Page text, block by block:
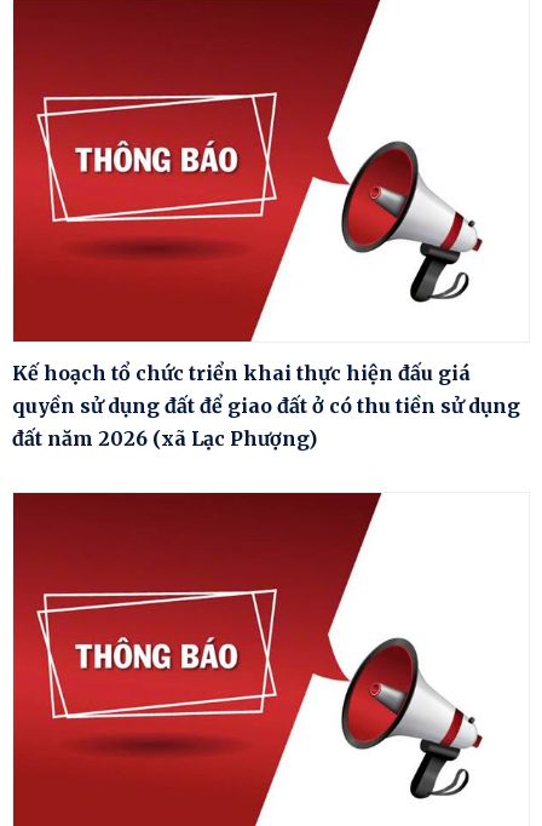
Kế hoạch tổ chức triển khai thực hiện đấu giá
quyền sử dụng đất để giao đất ở có thu tiền sử dụng
đất năm 2026 (xã Lạc Phượng)